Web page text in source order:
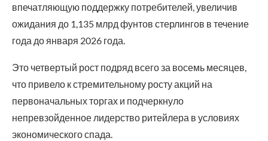
впечатляющую поддержку потребителей, увеличив
ожидания до 1,135 млрд фунтов стерлингов в течение
года до января 2026 года.
Это четвертый рост подряд всего за восемь месяцев,
что привело к стремительному росту акций на
первоначальных торгах и подчеркнуло
непревзойденное лидерство ритейлера в условиях
экономического спада.